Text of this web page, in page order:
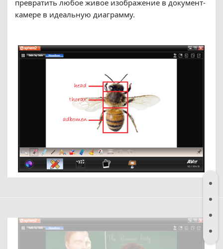
превратить любое живое изображение в документ-
камере в идеальную диаграмму.